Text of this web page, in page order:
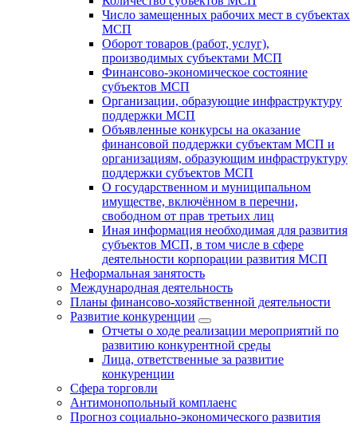
Число замещенных рабочих мест в субъектах
МСП
Оборот товаров (работ, услуг),
производимых субъектами МСП
Финансово-экономическое состояние
субъектов МСП
Организации, образующие инфраструктуру
поддержки МСП
Объявленные конкурсы на оказание
финансовой поддержки субъектам МСП и
организациям, образующим инфраструктуру
поддержки субъектов МСП
О государственном и муниципальном
имуществе, включённом в перечни,
свободном от прав третьих лиц
Иная информация необходимая для развития
субъектов МСП, в том числе в сфере
деятельности корпорации развития МСП
Неформальная занятость
Международная деятельность
Планы финансово-хозяйственной деятельности
Развитие конкуренции
Отчеты о ходе реализации мероприятий по
развитию конкурентной среды
Лица, ответственные за развитие
конкуренции
Сфера торговли
Антимонопольный комплаенс
Прогноз социально-экономического развития